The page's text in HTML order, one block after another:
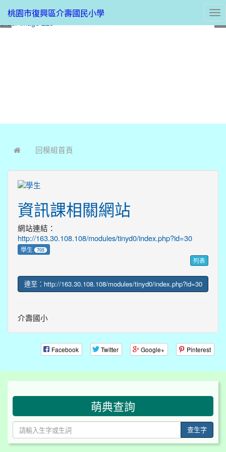
桃園市復興區介壽國民小學
回模組首頁
資訊課相關網站
網站連結：
http://163.30.108.108/modules/tinyd0/index.php?id=30
學生 705
列表
連至：http://163.30.108.108/modules/tinyd0/index.php?id=30
介壽國小
Facebook Twitter Google+ Pinterest
萌典查詢
查生字